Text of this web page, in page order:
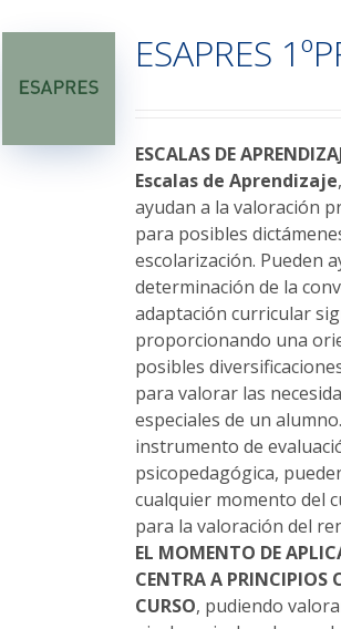
Las
opciones
elegir
en
la
página
de
producto
ESAPRES
ESCALAS DE
Escalas de Aprendizaje
ayudan a la valoración
para posibles
escolarización. Pueden
determinación de la
adaptación curricular
proporcionando una
posibles
para valorar las
especiales de un
instrumento de
psicopedagógica,
cualquier momento del
para la valoración del
EL MOMENTO DE
CENTRA A PRINCIPIOS
CURSO, pudiendo